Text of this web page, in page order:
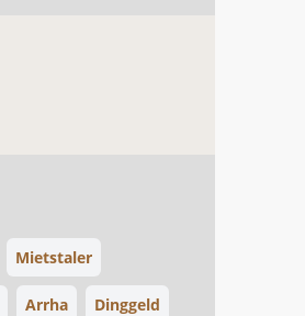
Mietstaler
Arrha Dinggeld